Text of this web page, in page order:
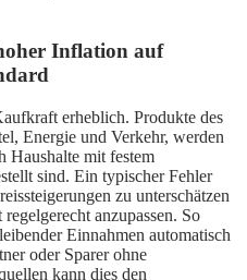
Inflation auf
erheblich. Produkte des
Energie und Verkehr, werden
Haushalte mit festem
sind. Ein typischer Fehler
zu unterschätzen
anzupassen. So
Einnahmen automatisch
oder Sparer ohne
kann dies den